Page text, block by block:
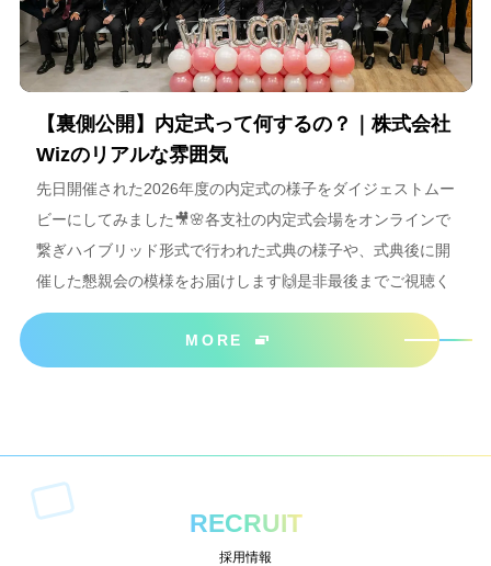
【裏側公開】内定式って何するの？｜株式会社
Wizのリアルな雰囲気
先日開催された2026年度の内定式の様子をダイジェストムー
ビーにしてみました🎥🌸各支社の内定式会場をオンラインで
繋ぎハイブリッド形式で行われた式典の様子や、式典後に開
催した懇親会の模様をお届けします🙌是非最後までご視聴く
ださいね＾＾
MORE
RECRUIT
採用情報